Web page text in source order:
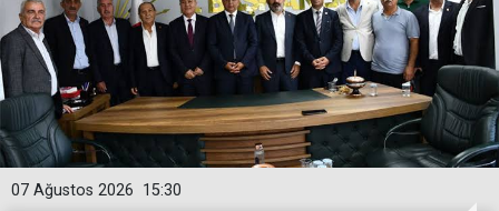
15:30
07 Ağustos 2026